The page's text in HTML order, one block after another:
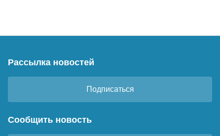
Рассылка новостей
Подписаться
Сообщить новость